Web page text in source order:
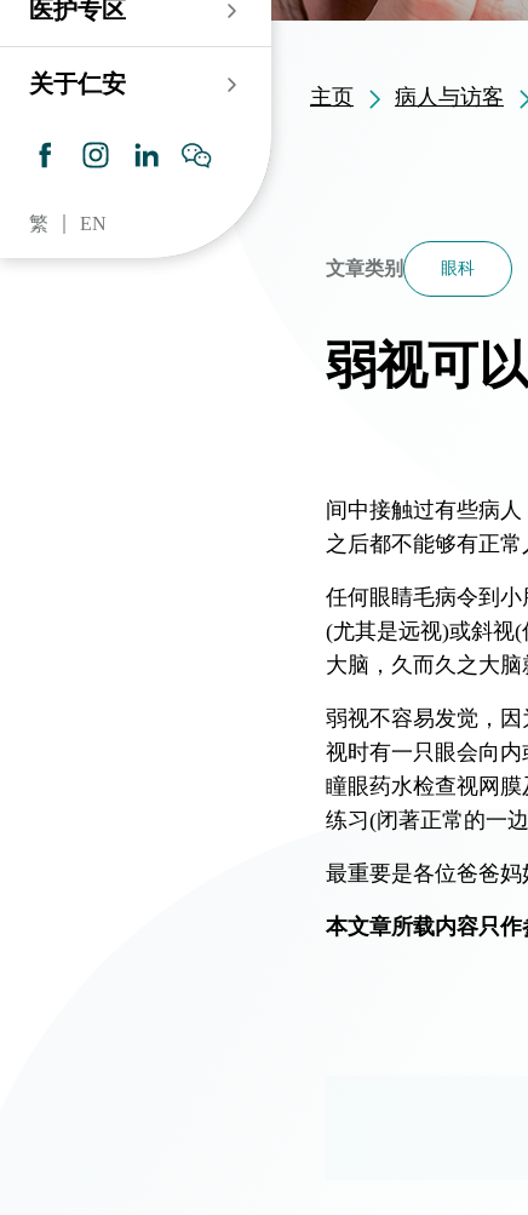
老人科
血液及血液肿瘤科
耳鼻喉科
儿科
心理卫生服务 / 精神科
伤口及造口专科护理服
药房​
内分泌及糖尿专科诊
仁安眼科中心
医护专区
关于仁安
繁 EN
主页 病人与访客
文章类别 眼科
弱视可
间中接触过有些病
之后都不能够有正
任何眼睛毛病令到
(尤其是远视)或斜视
大脑，久而久之大脑
弱视不容易发觉，
视时有一只眼会向
瞳眼药水检查视网
练习(闭著正常的一
最重要是各位爸爸
本文章所载内容只作